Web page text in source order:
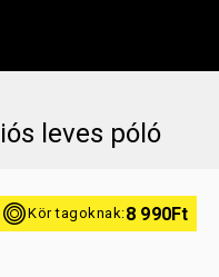
leves póló
korKör tagoknak:8 990Ft